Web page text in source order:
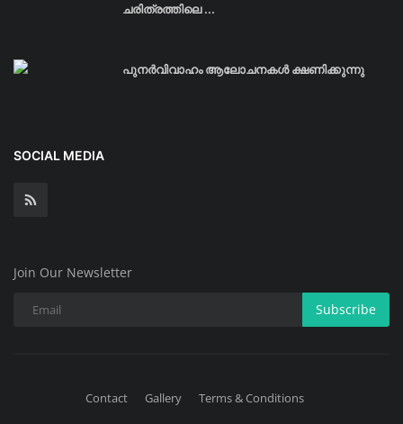
ചരിത്രത്തിലെ ...
പുനർവിവാഹം ആലോചനകൾ ക്ഷണിക്കുന്നു
SOCIAL MEDIA
Join Our Newsletter
Subscribe
Contact Gallery Terms & Conditions